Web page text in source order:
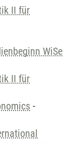
II für
WiSe
II für
-